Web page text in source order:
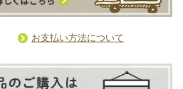
お支払い方法について